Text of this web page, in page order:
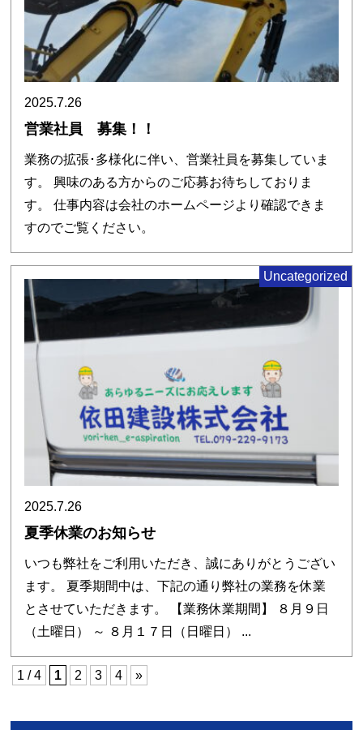
2025.7.26
営業社員 募集！！
業務の拡張･多様化に伴い、営業社員を募集していま
す。 興味のある方からのご応募お待ちしておりま
す。 仕事内容は会社のホームページより確認できま
すのでご覧ください。
Uncategorized
2025.7.26
夏季休業のお知らせ
いつも弊社をご利用いただき、誠にありがとうござい
ます。 夏季期間中は、下記の通り弊社の業務を休業
とさせていただきます。 【業務休業期間】 ８月９日
（土曜日） ～ ８月１７日（日曜日） ...
1 / 4 1 2 3 4 »